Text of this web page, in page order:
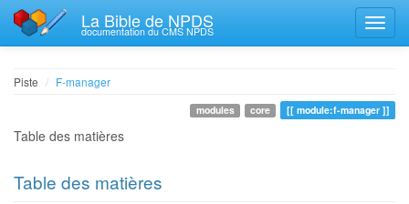
La Bible de NPDS
documentation du CMS NPDS
Piste F-manager
modules core module:f-manager
Table des matières
Table des matières